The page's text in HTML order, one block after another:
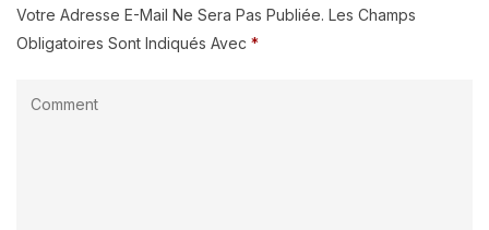
Votre Adresse E-Mail Ne Sera Pas Publiée. Les Champs
Obligatoires Sont Indiqués Avec *